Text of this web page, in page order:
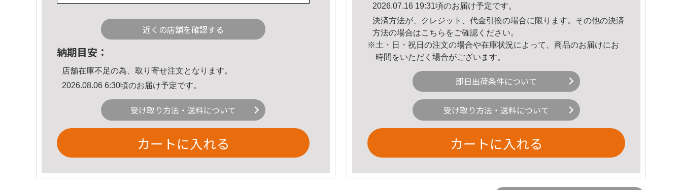
近くの店舗を確認する
納期目安：
店舗在庫不足の為、取り寄せ注文となります。
2026.08.06 6:30頃のお届け予定です。
受け取り方法・送料について
カートに入れる
2026.07.16 19:31頃のお届け予定です。
決済方法が、クレジット、代金引換の場合に限ります。その他の決済
方法の場合はこちら をご確認ください。
※土・日・祝日の注文の場合や在庫状況によって、商品のお届けにお
時間をいただく場合がございます。
即日出荷条件について
受け取り方法・送料について
カートに入れる